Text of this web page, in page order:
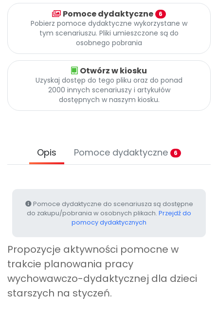
Pomoc
Promocje
Pomoce dydaktyczne 6
Pobierz pomoce dydaktyczne wykorzystane w
tym scenariuszu. Pliki umieszczone są do
osobnego pobrania
Otwórz w kiosku
Uzyskaj dostęp do tego pliku oraz do ponad
2000 innych scenariuszy i artykułów
dostępnych w naszym kiosku.
Opis Pomoce dydaktyczne 6
Pomoce dydaktyczne do scenariusza są dostępne
do zakupu/pobrania w osobnych plikach. Przejdź do
pomocy dydaktycznych
Propozycje aktywności pomocne w
trakcie planowania pracy
wychowawczo-dydaktycznej dla dzieci
starszych na styczeń.